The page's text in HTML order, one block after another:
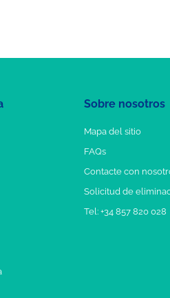
Sobre nosotros
Mapa del sitio
FAQs
Contacte con
Solicitud de
Tel: +34 857 820 028